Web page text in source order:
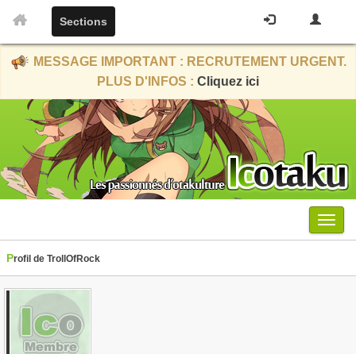
Sections
MESSAGE IMPORTANT : RECRUTEMENT URGENT.
PLUS D'INFOS : Cliquez ici
Menu
Profil de TrollOfRock